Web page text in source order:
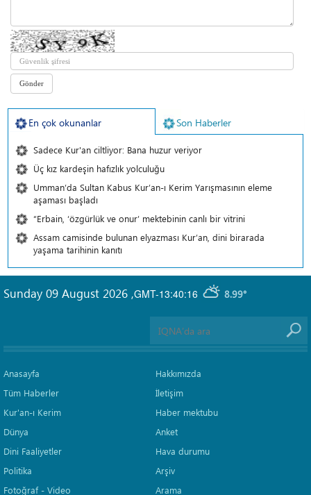
En çok okunanlar Son Haberler
Sadece Kur'an ciltliyor: Bana huzur veriyor
Üç kız kardeşin hafızlık yolculuğu
Umman’da Sultan Kabus Kur’an-ı Kerim Yarışmasının eleme
aşaması başladı
“Erbain, ‘özgürlük ve onur’ mektebinin canlı bir vitrini
Assam camisinde bulunan elyazması Kur’an, dini birarada
yaşama tarihinin kanıtı
GMT-13:40:16 8.99°
Sunday 09 August 2026 ,
Anasayfa
Tüm Haberler
Kur'an-ı Kerim
Dünya
Dini Faaliyetler
Politika
Fotoğraf - Video
Hakkımızda
İletişim
Haber mektubu
Anket
Hava durumu
Arşiv
Arama